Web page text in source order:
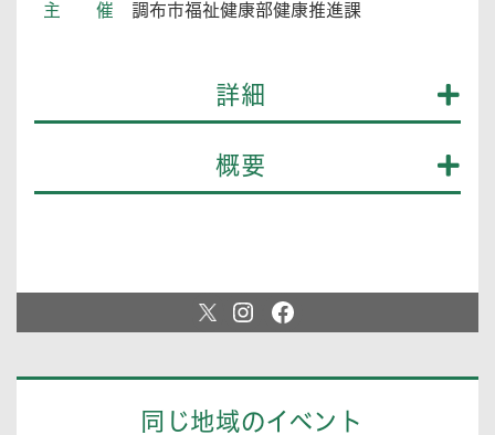
主催 調布市福祉健康部健康推進課
詳細
概要
同じ地域のイベント